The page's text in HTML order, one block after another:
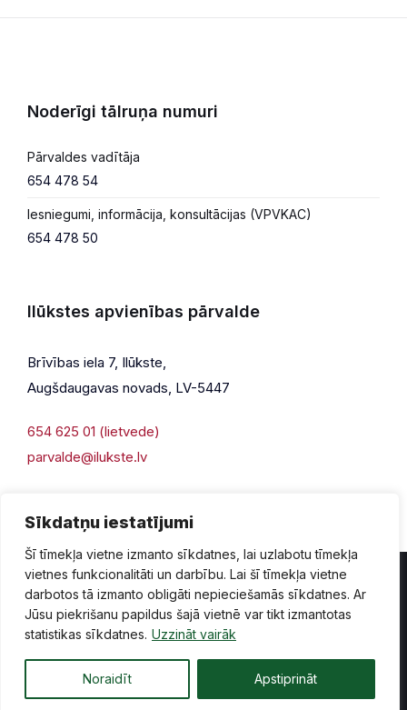
Sīkdatņu iestatījumi
Šī tīmekļa vietne izmanto sīkdatnes, lai uzlabotu tīmekļa
vietnes funkcionalitāti un darbību. Lai šī tīmekļa vietne
darbotos tā izmanto obligāti nepieciešamās sīkdatnes. Ar
Jūsu piekrišanu papildus šajā vietnē var tikt izmantotas
statistikas sīkdatnes. Uzzināt vairāk
Noraidīt Apstiprināt
Noderīgi tālruņa numuri
Pārvaldes vadītāja
654 478 54
Iesniegumi, informācija, konsultācijas (VPVKAC)
654 478 50
Ilūkstes apvienības pārvalde
Brīvības iela 7, Ilūkste,
Augšdaugavas novads, LV-5447
654 625 01 (lietvede)
parvalde@ilukste.lv
Privātuma politika Piekļūstamība
Lapas karte
© 2026 Ilūkste, publicētā satura visas tiesības aizsargātas.